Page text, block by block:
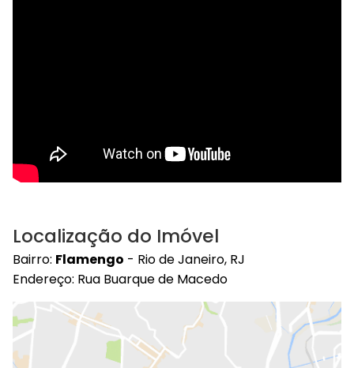
Localização do Imóvel
Bairro: Flamengo - Rio de Janeiro, RJ
Endereço: Rua Buarque de Macedo